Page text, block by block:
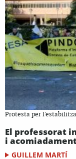
Protesta per
El professorat
i
GUILLEM MARTÍ